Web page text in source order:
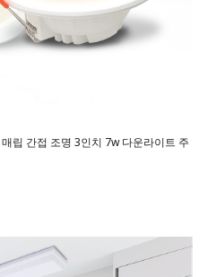
립 간접 조명 3인치 7w 다운라이트 주